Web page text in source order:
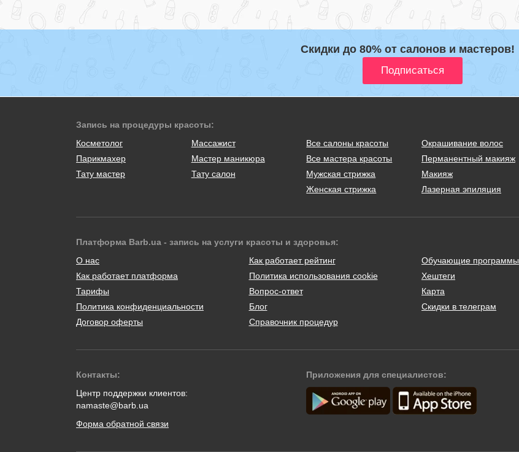
Скидки до 80% от салонов и мастеров!
Запись на процедуры красоты:
Косметолог
Массажист
Парикмахер
Мастер маникюра
Тату мастер
Тату салон
Все салоны красоты
Все мастера красоты
Мужская стрижка
Женская стрижка
Окрашивание волос
Перманентный макияж
Макияж
Лазерная эпиляция
Платформа Barb.ua - запись на услуги красоты и здоровья:
О нас
Как работает платформа
Тарифы
Политика конфиденциальности
Договор оферты
Как работает рейтинг
Политика использования cookie
Вопрос-ответ
Блог
Справочник процедур
Обучающие программы
Хештеги
Карта
Скидки в телеграм
Контакты:
Центр поддержки клиентов:
namaste@barb.ua
Форма обратной связи
Приложения для специалистов: